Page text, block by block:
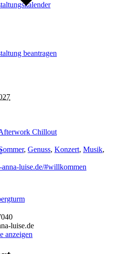
beantragen
Chillout
, Genuss, Konzert, Musik,
anna-luise.de/#willkommen
luise.de
anzeigen